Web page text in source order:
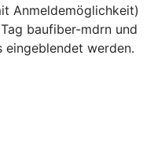
Anmeldemöglichkeit)
baufiber-mdrn und
werden.